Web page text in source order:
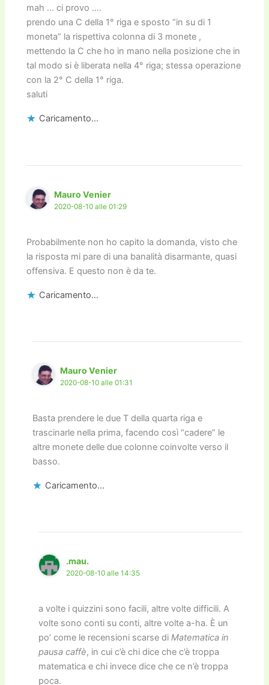
mah … ci provo ….
prendo una C della 1° riga e sposto “in su di 1
moneta” la rispettiva colonna di 3 monete ,
mettendo la C che ho in mano nella posizione che in
tal modo si è liberata nella 4° riga; stessa operazione
con la 2° C della 1° riga.
saluti
Caricamento...
Mauro Venier
2020-08-10 alle 01:29
Probabilmente non ho capito la domanda, visto che
la risposta mi pare di una banalità disarmante, quasi
offensiva. E questo non è da te.
Caricamento...
Mauro Venier
2020-08-10 alle 01:31
Basta prendere le due T della quarta riga e
trascinarle nella prima, facendo così “cadere” le
altre monete delle due colonne coinvolte verso il
basso.
Caricamento...
.mau.
2020-08-10 alle 14:35
a volte i quizzini sono facili, altre volte difficili. A
volte sono conti su conti, altre volte a-ha. È un
po’ come le recensioni scarse di Matematica in
pausa caffè, in cui c’è chi dice che c’è troppa
matematica e chi invece dice che ce n’è troppa
poca.